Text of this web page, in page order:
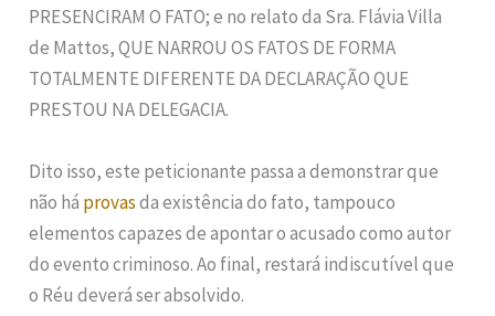
PRESENCIRAM O FATO; e no relato da Sra. Flávia Villa
de Mattos, QUE NARROU OS FATOS DE FORMA
TOTALMENTE DIFERENTE DA DECLARAÇÃO QUE
PRESTOU NA DELEGACIA.
Dito isso, este peticionante passa a demonstrar que
não há provasda existência do fato, tampouco
elementos capazes de apontar o acusado como autor
do evento criminoso. Ao final, restará indiscutível que
o Réu deverá ser absolvido.